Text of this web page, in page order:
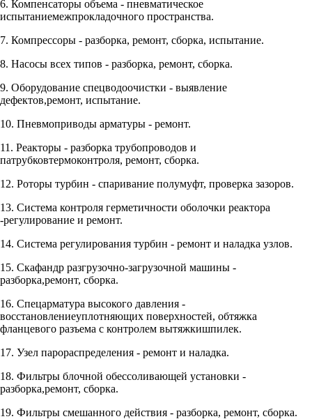
6. Компенсаторы объема - пневматическое
испытаниемежпрокладочного пространства.
7. Компрессоры - разборка, ремонт, сборка, испытание.
8. Насосы всех типов - разборка, ремонт, сборка.
9. Оборудование спецводоочистки - выявление
дефектов,ремонт, испытание.
10. Пневмоприводы арматуры - ремонт.
11. Реакторы - разборка трубопроводов и
патрубковтермоконтроля, ремонт, сборка.
12. Роторы турбин - спаривание полумуфт, проверка зазоров.
13. Система контроля герметичности оболочки реактора
-регулирование и ремонт.
14. Система регулирования турбин - ремонт и наладка узлов.
15. Скафандр разгрузочно-загрузочной машины -
разборка,ремонт, сборка.
16. Спецарматура высокого давления -
восстановлениеуплотняющих поверхностей, обтяжка
фланцевого разъема с контролем вытяжкишпилек.
17. Узел парораспределения - ремонт и наладка.
18. Фильтры блочной обессоливающей установки -
разборка,ремонт, сборка.
19. Фильтры смешанного действия - разборка, ремонт, сборка.